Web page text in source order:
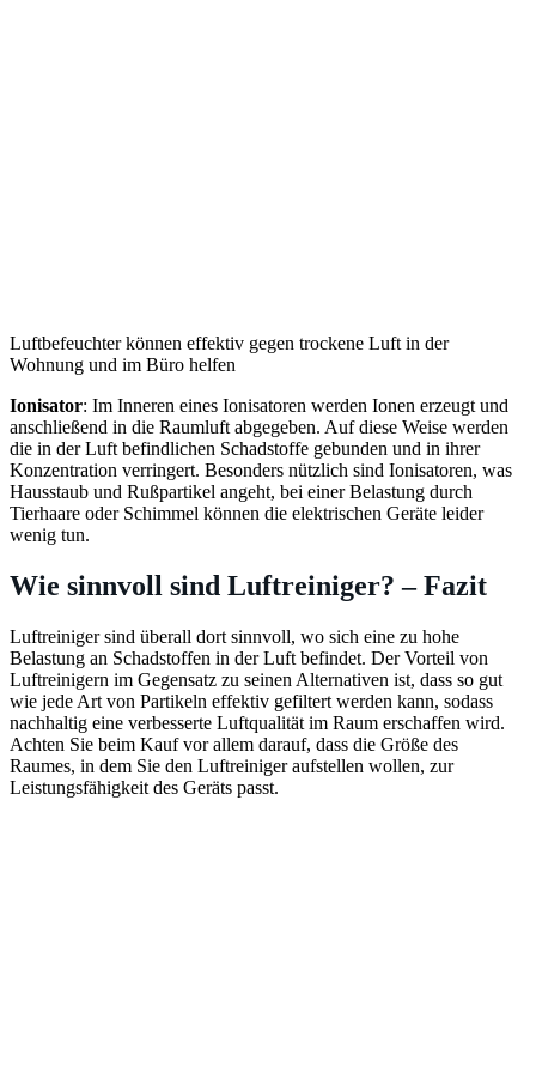
Luftbefeuchter können effektiv gegen trockene Luft in der
Wohnung und im Büro helfen
Ionisator: Im Inneren eines Ionisatoren werden Ionen erzeugt und
anschließend in die Raumluft abgegeben. Auf diese Weise werden
die in der Luft befindlichen Schadstoffe gebunden und in ihrer
Konzentration verringert. Besonders nützlich sind Ionisatoren, was
Hausstaub und Rußpartikel angeht, bei einer Belastung durch
Tierhaare oder Schimmel können die elektrischen Geräte leider
wenig tun.
Wie sinnvoll sind Luftreiniger? – Fazit
Luftreiniger sind überall dort sinnvoll, wo sich eine zu hohe
Belastung an Schadstoffen in der Luft befindet. Der Vorteil von
Luftreinigern im Gegensatz zu seinen Alternativen ist, dass so gut
wie jede Art von Partikeln effektiv gefiltert werden kann, sodass
nachhaltig eine verbesserte Luftqualität im Raum erschaffen wird.
Achten Sie beim Kauf vor allem darauf, dass die Größe des
Raumes, in dem Sie den Luftreiniger aufstellen wollen, zur
Leistungsfähigkeit des Geräts passt.